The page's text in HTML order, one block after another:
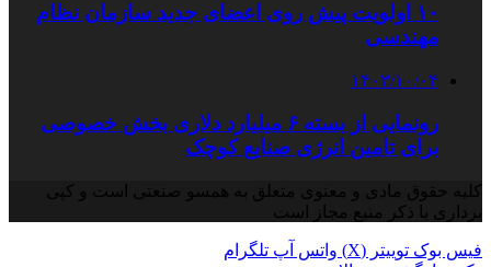
۱۰ اولویت پیش‌ روی اعضای جدید سازمان نظام
مهندسی
۱۴۰۳/۱۰/۰۴
رونمایی از بسته ۶ میلیارد دلاری بخش خصوصی
برای تامین انرژی صنایع کوچک
کلیه حقوق مادی و معنوی متعلق به همسو صنعتی است و کپی
برداری با ذکر منبع مجاز است
فیس بوک توییتر (X) واتس آپ تلگرام